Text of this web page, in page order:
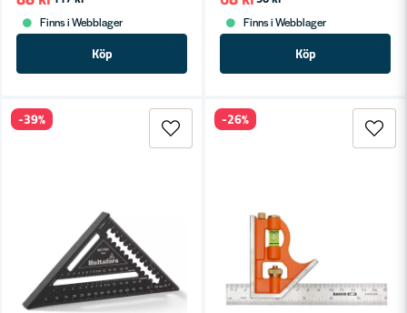
Finns i Webblager
Köp
Finns i Webblager
Köp
-39% -26%